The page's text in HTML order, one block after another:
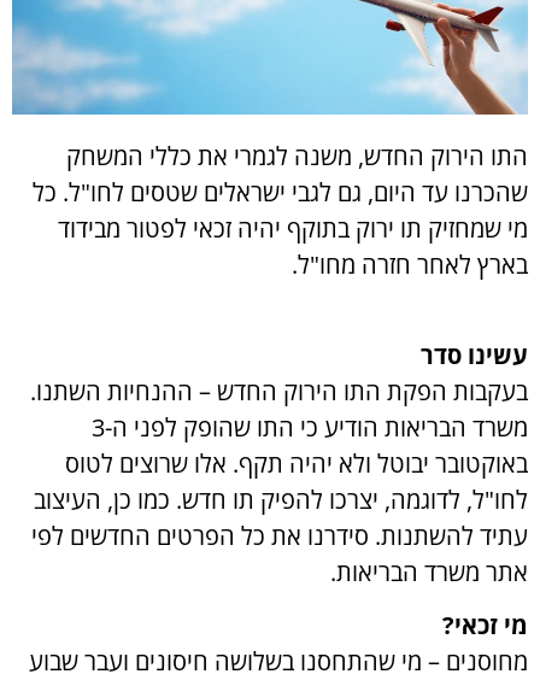
התו הירוק החדש, משנה לגמרי את כללי המשחק
שהכרנו עד היום, גם לגבי ישראלים שטסים לחו"ל. כל
מי שמחזיק תו ירוק בתוקף יהיה זכאי לפטור מבידוד
בארץ לאחר חזרה מחו"ל.
עשינו סדר
בעקבות הפקת התו הירוק החדש – ההנחיות השתנו.
משרד הבריאות הודיע כי התו שהופק לפני ה-3
באוקטובר יבוטל ולא יהיה תקף. אלו שרוצים לטוס
לחו"ל, לדוגמה, יצרכו להפיק תו חדש. כמו כן, העיצוב
עתיד להשתנות. סידרנו את כל הפרטים החדשים לפי
אתר משרד הבריאות.
מי זכאי?
מחוסנים – מי שהתחסנו בשלושה חיסונים ועבר שבוע